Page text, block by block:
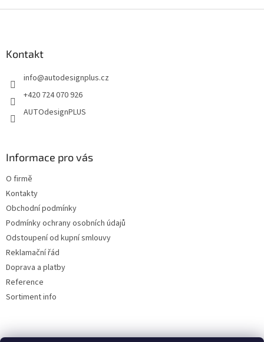
v
Kontakt
info@autodesignplus.cz
+420 724 070 926
AUTOdesignPLUS
Informace pro vás
O firmě
Kontakty
Obchodní podmínky
Podmínky ochrany osobních údajů
Odstoupení od kupní smlouvy
Reklamační řád
Doprava a platby
Reference
Sortiment info